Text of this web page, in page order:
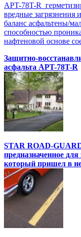
APT-78T-R
вредные загрязнения
баланс асфальтены/
способностью
нафтеновой основе
Защитно-
асфальта APT-78T-R
STAR ROAD-
предназначенное
который пришел в